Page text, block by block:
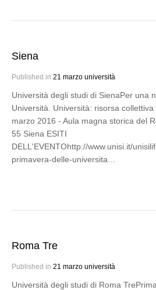
Siena
Published in 21 marzo università
Università degli studi di SienaPer una
Università. Università: risorsa
marzo 2016 - Aula magna storica del
55 Siena ESITI
DELL'EVENTOhttp://www.unisi.it/
primavera-delle-universita…
Roma Tre
Published in 21 marzo università
Università degli studi di Roma